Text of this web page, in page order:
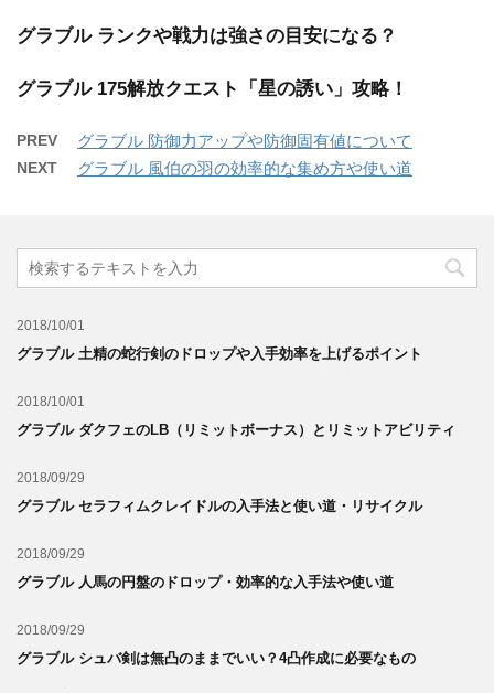
グラブル ランクや戦力は強さの目安になる？
グラブル 175解放クエスト「星の誘い」攻略！
PREV グラブル 防御力アップや防御固有値について
NEXT グラブル 風伯の羽の効率的な集め方や使い道
2018/10/01
グラブル 土精の蛇行剣のドロップや入手効率を上げるポイント
2018/10/01
グラブル ダクフェのLB（リミットボーナス）とリミットアビリティ
2018/09/29
グラブル セラフィムクレイドルの入手法と使い道・リサイクル
2018/09/29
グラブル 人馬の円盤のドロップ・効率的な入手法や使い道
2018/09/29
グラブル シュバ剣は無凸のままでいい？4凸作成に必要なもの